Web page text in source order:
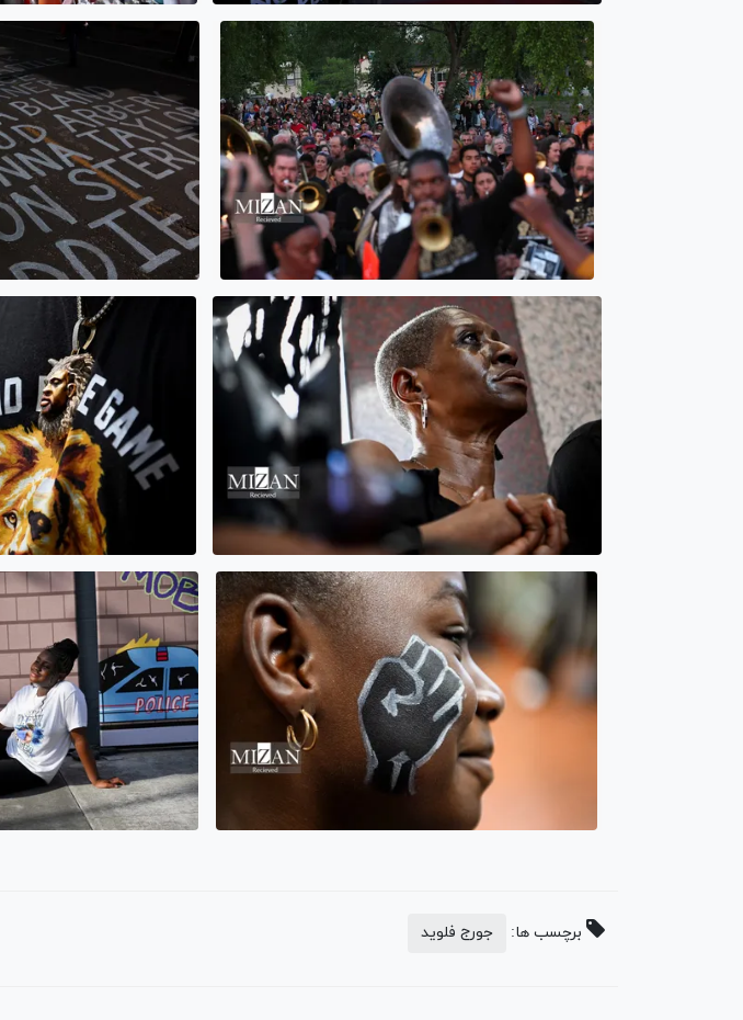
برچسب ها: جورج فلوید